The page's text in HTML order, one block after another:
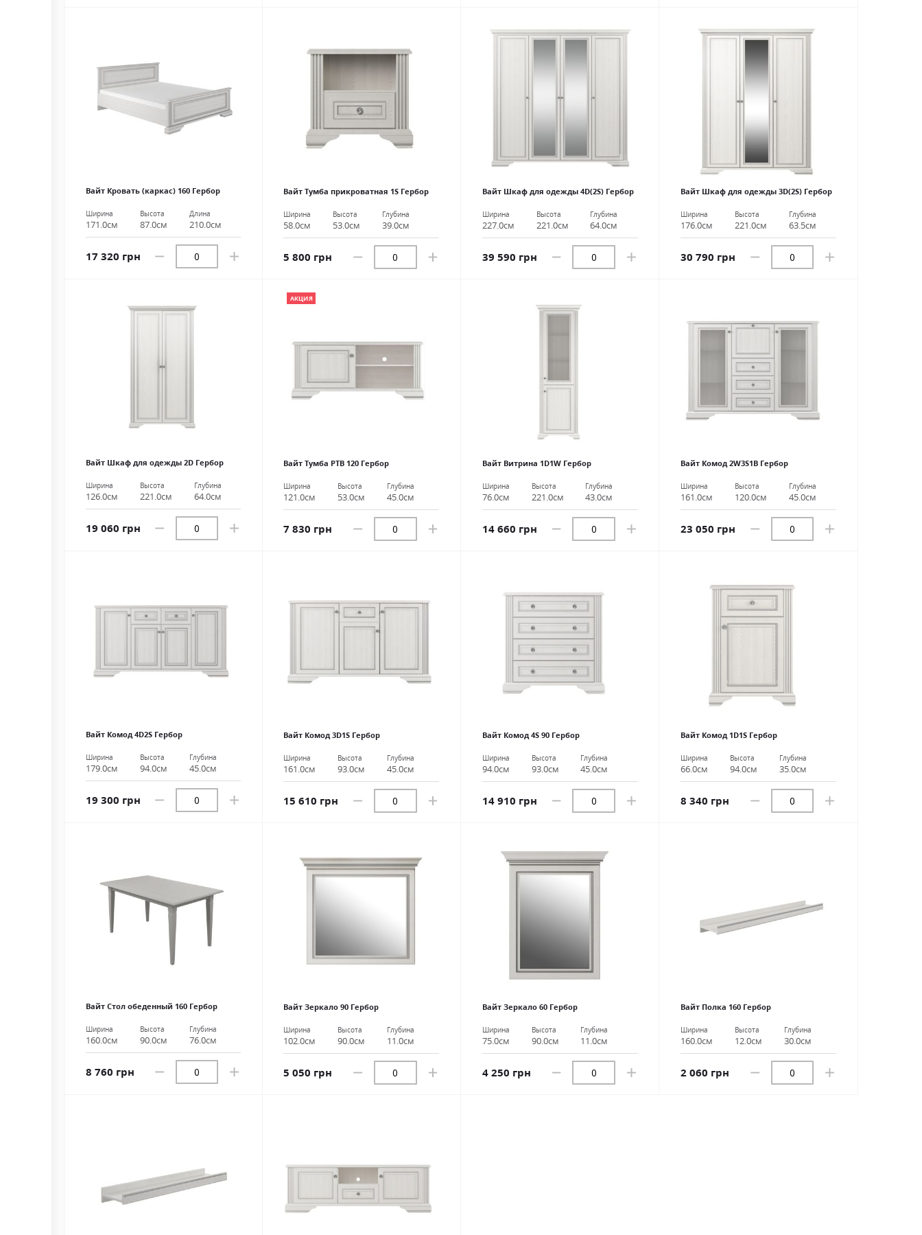
Вайт Кровать (каркас) 160 Гербор
Ширина
171.0см
Высота
87.0см
Длина
210.0см
17 320 грн
Вайт Тумба прикроватная 1S Гербор
Ширина
58.0см
Высота
53.0см
Глубина
39.0см
5 800 грн
Вайт Шкаф для одежды 4D(2S) Гербор
Ширина
227.0см
Высота
221.0см
Глубина
64.0см
39 590 грн
Вайт Шкаф для одежды 3D(2S) Гербор
Ширина
176.0см
Высота
221.0см
Глубина
63.5см
30 790 грн
Вайт Шкаф для одежды 2D Гербор
Ширина
126.0см
Высота
221.0см
Глубина
64.0см
19 060 грн
АКЦИЯ
Вайт Тумба РТВ 120 Гербор
Ширина
121.0см
Высота
53.0см
Глубина
45.0см
7 830 грн
Вайт Витрина 1D1W Гербор
Ширина
76.0см
Высота
221.0см
Глубина
43.0см
14 660 грн
Вайт Комод 2W3S1B Гербор
Ширина
161.0см
Высота
120.0см
Глубина
45.0см
23 050 грн
Вайт Комод 4D2S Гербор
Ширина
179.0см
Высота
94.0см
Глубина
45.0см
19 300 грн
Вайт Комод 3D1S Гербор
Ширина
161.0см
Высота
93.0см
Глубина
45.0см
15 610 грн
Вайт Комод 4S 90 Гербор
Ширина
94.0см
Высота
93.0см
Глубина
45.0см
14 910 грн
Вайт Комод 1D1S Гербор
Ширина
66.0см
Высота
94.0см
Глубина
35.0см
8 340 грн
Вайт Стол обеденный 160 Гербор
Ширина
160.0см
Высота
90.0см
Глубина
76.0см
8 760 грн
Вайт Зеркало 90 Гербор
Ширина
102.0см
Высота
90.0см
Глубина
11.0см
5 050 грн
Вайт Зеркало 60 Гербор
Ширина
75.0см
Высота
90.0см
Глубина
11.0см
4 250 грн
Вайт Полка 160 Гербор
Ширина
160.0см
Высота
12.0см
Глубина
30.0см
2 060 грн